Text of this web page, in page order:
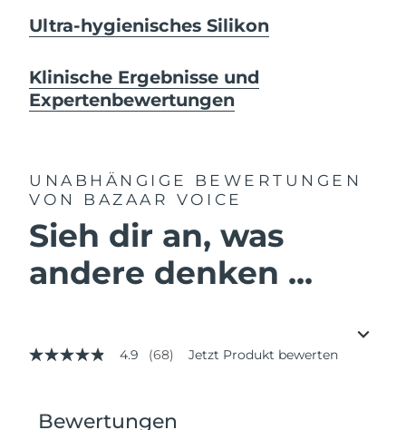
Ultra-hygienisches Silikon
Klinische Ergebnisse und
Expertenbewertungen
UNABHÄNGIGE BEWERTUNGEN
VON BAZAAR VOICE
Sieh dir an, was
andere denken ...
4.9
Durchschnittswert
4.9 (68) Jetzt Produkt bewerten